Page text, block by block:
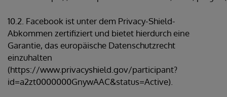
10.2. Facebook ist unter dem Privacy-Shield-
Abkommen zertifiziert und bietet hierdurch eine
Garantie, das europäische Datenschutzrecht
einzuhalten
(https://www.privacyshield.gov/participant?
id=a2zt0000000GnywAAC&status=Active).